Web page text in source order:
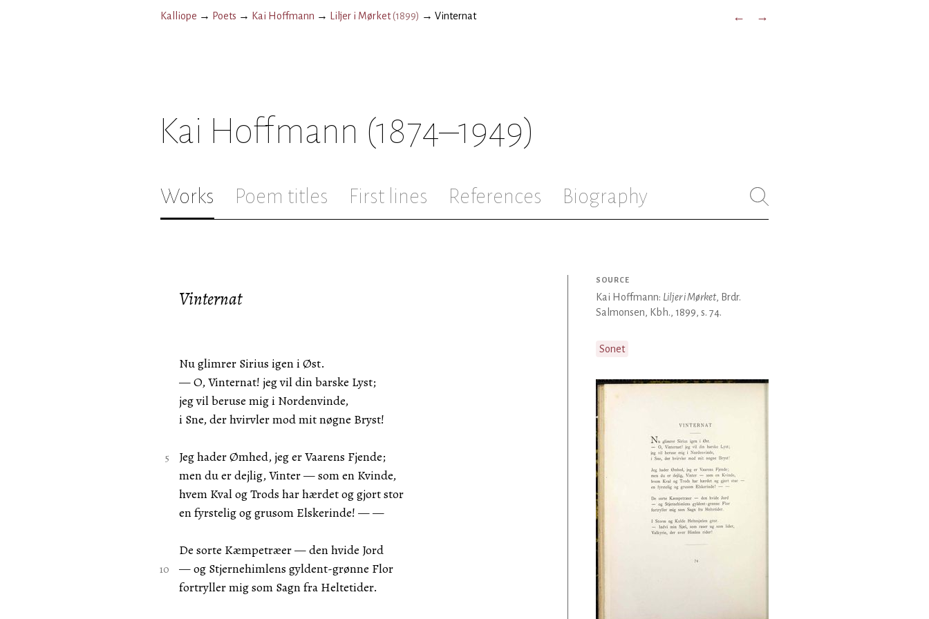
Kalliope → Poets → Kai Hoffmann → Liljer i Mørket(1899) → Vinternat ← →
Kai Hoffmann (1874–1949)
Works Poem titles First lines References Biography
Vinternat
Nu glimrer Sirius igen i Øst.
— O, Vinternat! jeg vil din barske Lyst;
jeg vil beruse mig i Nordenvinde,
i Sne, der hvirvler mod mit nøgne Bryst!
Jeg hader Ømhed, jeg er Vaarens Fjende;
men du er dejlig, Vinter — som en Kvinde,
hvem Kval og Trods har hærdet og gjort stor
en fyrstelig og grusom Elskerinde! — —
De sorte Kæmpetræer — den hvide Jord
— og Stjernehimlens gyldent-grønne Flor
fortryller mig som Sagn fra Heltetider.
SOURCE
Kai Hoffmann: Liljer i Mørket, Brdr.
Salmonsen, Kbh., 1899, s. 74.
Sonet